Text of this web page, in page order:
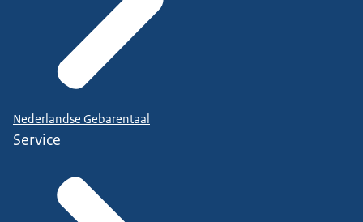
Nederlandse Gebarentaal
Service